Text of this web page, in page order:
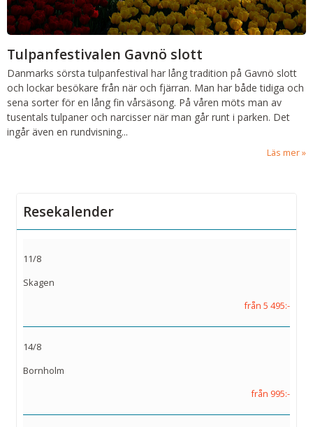
Tulpanfestivalen Gavnö slott
Danmarks sörsta tulpanfestival har lång tradition på Gavnö slott
och lockar besökare från när och fjärran. Man har både tidiga och
sena sorter för en lång fin vårsäsong. På våren möts man av
tusentals tulpaner och narcisser när man går runt i parken. Det
ingår även en rundvisning...
Läs mer
Resekalender
11/8
Skagen
från 5 495:-
14/8
Bornholm
från 995:-